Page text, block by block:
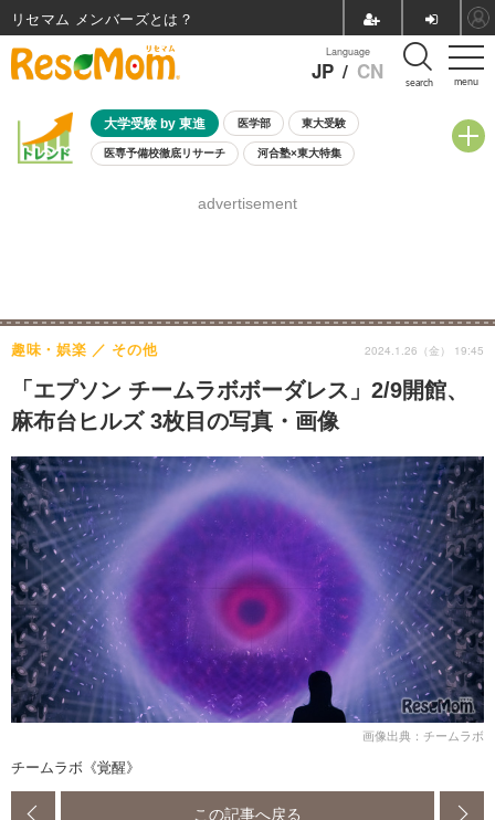
menu
Language
JP / CN search
大学受験 by 東進 医学部 東大受験
医専予備校徹底リサーチ 河合塾×東大特集
8月開催学校説明会・相談会
advertisement
「エプソン チームラボボーダレス」2/9開館、
麻布台ヒルズ 3枚目の写真・画像
趣味・娯楽 その他 2024.1.26（金） 19:45
画像出典：チームラボ
チームラボ《覚醒》
この記事へ戻る
リセマム メンバーズ